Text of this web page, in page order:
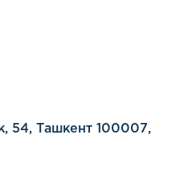
54, Ташкент 100007,